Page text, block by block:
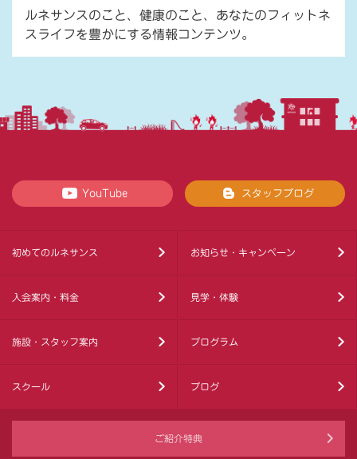
ルネサンスのこと、健康のこと、あなたのフィットネ
スライフを豊かにする情報コンテンツ。
YouTube スタッフブログ
初めてのルネサンス お知らせ・キャンペーン
入会案内・料金 見学・体験
施設・スタッフ案内 プログラム
スクール ブログ
ご紹介特典